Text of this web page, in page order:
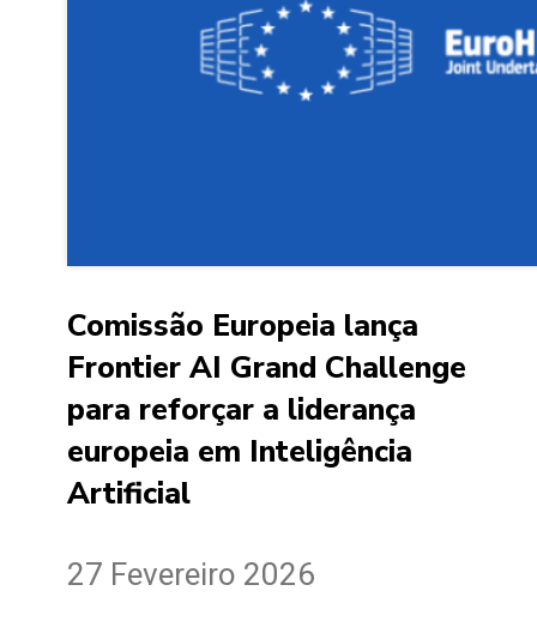
Comissão Europeia lança
Frontier AI Grand Challenge
para reforçar a liderança
europeia em Inteligência
Artificial
27 Fevereiro 2026